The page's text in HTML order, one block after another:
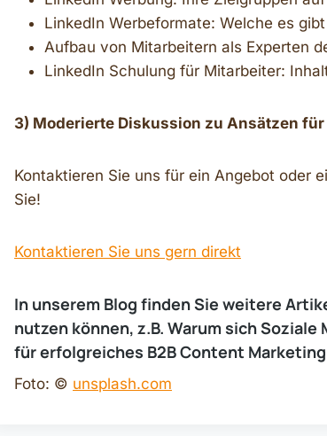
LinkedIn Werbeformate: Welche es
Aufbau von Mitarbeitern als Experten
LinkedIn Schulung für Mitarbeiter:
3) Moderierte Diskussion zu Ansätzen
Kontaktieren Sie uns für ein Angebot oder
Sie!
Kontaktieren Sie uns gern direkt
In unserem Blog finden Sie weitere
nutzen können, z.B. Warum sich Soziale
für erfolgreiches B2B Content
Foto: © unsplash.com